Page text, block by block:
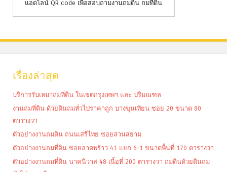
แอดไลน์ QR code เพื่อสอบถามงานถมดิน ถมที่ดิน
เรื่องล่าสุด
บริการรับเหมาถมที่ดิน ในเขตกรุงเทพฯ และ ปริมณฑล
งานถมที่ดิน ด้วยดินถมทั่วไปราคาถูก บางขุนเทียน ซอย 20 ขนาด 80
ตารางวา
ตัวอย่างงานถมดิน ถนนเสรีไทย ซอยสวนสยาม
ตัวอย่างงานถมที่ดิน ซอยลาดพร้าว 41 แยก 6-1 ขนาดพื้นที่ 170 ตารางวา
ตัวอย่างงานถมที่ดิน นาคนิวาส 48 เนื้อที่ 200 ตารางวา ถมดินด้วยดินถม